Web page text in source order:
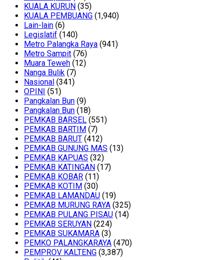
KUALA KURUN (35)
KUALA PEMBUANG (1,940)
Lain-lain (6)
Legislatif (140)
Metro Palangka Raya (941)
Metro Sampit (76)
Muara Teweh (12)
Nanga Bulik (7)
Nasional (341)
OPINI (51)
Pangkalan Bun (9)
Pangkalan Bun (18)
PEMKAB BARSEL (551)
PEMKAB BARTIM (7)
PEMKAB BARUT (412)
PEMKAB GUNUNG MAS (13)
PEMKAB KAPUAS (32)
PEMKAB KATINGAN (17)
PEMKAB KOBAR (11)
PEMKAB KOTIM (30)
PEMKAB LAMANDAU (19)
PEMKAB MURUNG RAYA (325)
PEMKAB PULANG PISAU (14)
PEMKAB SERUYAN (224)
PEMKAB SUKAMARA (3)
PEMKO PALANGKARAYA (470)
PEMPROV KALTENG (3,387)